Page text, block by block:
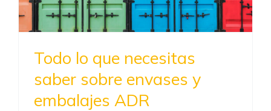
Todo lo que necesitas
saber sobre envases y
embalajes ADR